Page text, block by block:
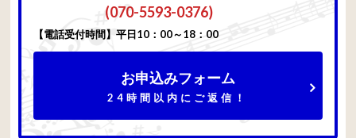
(070-5593-0376)
【電話受付時間】平日10：00～18：00
お申込みフォーム
24時間以内にご返信！